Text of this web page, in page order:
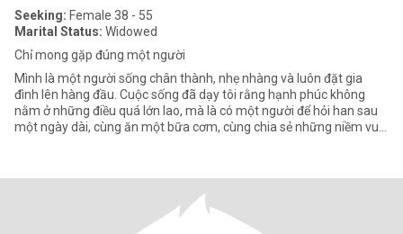
Seeking: Female 38 - 55
Marital Status: Widowed
Chỉ mong gặp đúng một người
Mình là một người sống chân thành, nhẹ nhàng và luôn đặt gia
đình lên hàng đầu. Cuộc sống đã dạy tôi rằng hạnh phúc không
nằm ở những điều quá lớn lao, mà là có một người để hỏi han sau
một ngày dài, cùng ăn một bữa cơm, cùng chia sẻ những niềm vui